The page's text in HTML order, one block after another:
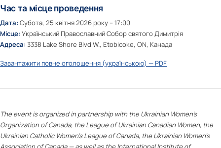
Час та місце проведення
Дата: Субота, 25 квітня 2026 року – 17:00
Місце: Український Православний Собор святого Димитрія
Адреса: 3338 Lake Shore Blvd W., Etobicoke, ON, Канада
Завантажити повне оголошення (українською) — PDF
The event is organized in partnership with the Ukrainian Women’s
Organization of Canada, the League of Ukrainian Canadian Women, the
Ukrainian Catholic Women’s League of Canada, the Ukrainian Women’s